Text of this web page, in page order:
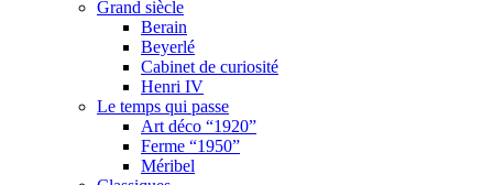
Grand siècle
Berain
Beyerlé
Cabinet de curiosité
Henri IV
Le temps qui passe
Art déco “1920”
Ferme “1950”
Méribel